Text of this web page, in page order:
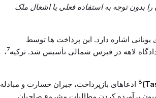
بدون توجه به استفاده فعلی یا اشغال ملک
اشاره دارد. این پرداخت ها توسط
لاهه در قبرس شمالی تأسیس شد. ترکیه7،
8 ادعاهای بازپرداخت، جبران خسارت و مبادله